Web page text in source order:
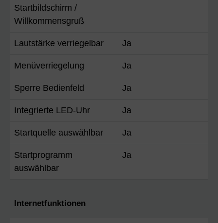
Startbildschirm /
Willkommensgruß
Lautstärke verriegelbar Ja
Menüverriegelung Ja
Sperre Bedienfeld Ja
Integrierte LED-Uhr Ja
Startquelle auswählbar Ja
Startprogramm
auswählbar
Ja
Internetfunktionen